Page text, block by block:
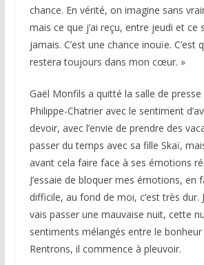
chance. En vérité, on imagine sans
mais ce que j’ai reçu, entre jeudi et ce
jamais. C’est une chance inouïe. C’est
restera toujours dans mon cœur. »
Gaël Monfils a quitté la salle de
Philippe-Chatrier avec le sentiment
devoir, avec l’envie de prendre des
passer du temps avec sa fille Skaï,
avant cela faire face à ses émotions
J’essaie de bloquer mes émotions, en
difficile, au fond de moi, c’est très dur.
vais passer une mauvaise nuit, cette
sentiments mélangés entre le
Rentrons, il commence à pleuvoir.